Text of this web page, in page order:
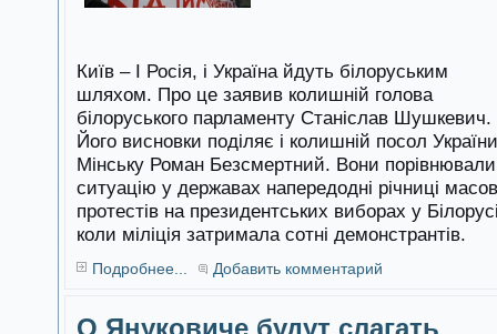
Київ – І Росія, і Україна йдуть білоруським
шляхом. Про це заявив колишній голова
білоруського парламенту Станіслав Шушкевич.
Його висновки поділяє і колишній посол
Мінську Роман Безсмертний. Вони порівнювали
ситуацію у державах напередодні річниці
протестів на президентських виборах у
коли міліція затримала сотні демонстрантів.
Подробнее... Добавить комментарий
О Януковиче будут слагать